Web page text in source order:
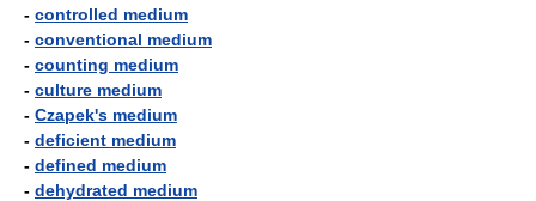
- controlled medium
- conventional medium
- counting medium
- culture medium
- Czapek's medium
- deficient medium
- defined medium
- dehydrated medium